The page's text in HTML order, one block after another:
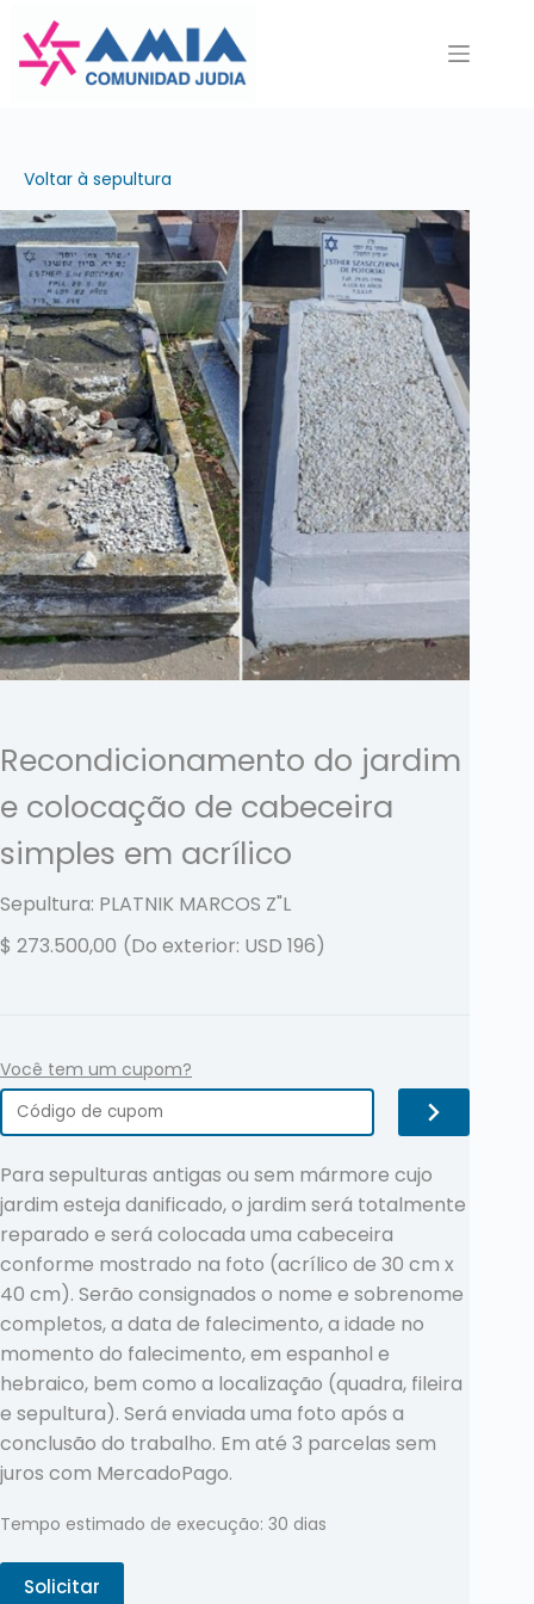
para
Voltar à sepultura
Recondicionamento do jardim
e colocação de cabeceira
simples em acrílico
Sepultura: PLATNIK MARCOS Z"L
$ 273.500,00 (Do exterior: USD 196)
Você tem um cupom?
Para sepulturas antigas ou sem mármore cujo
jardim esteja danificado, o jardim será totalmente
reparado e será colocada uma cabeceira
conforme mostrado na foto (acrílico de 30 cm x
40 cm). Serão consignados o nome e sobrenome
completos, a data de falecimento, a idade no
momento do falecimento, em espanhol e
hebraico, bem como a localização (quadra, fileira
e sepultura). Será enviada uma foto após a
conclusão do trabalho. Em até 3 parcelas sem
juros com MercadoPago.
Tempo estimado de execução: 30 dias
Solicitar